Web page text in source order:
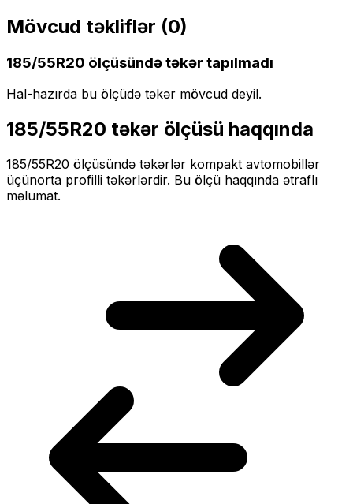
Mövcud təkliflər (0)
185/55R20 ölçüsündə təkər tapılmadı
Hal-hazırda bu ölçüdə təkər mövcud deyil.
185/55R20 təkər ölçüsü haqqında
185/55R20 ölçüsündə təkərlər kompakt avtomobillər
üçünorta profilli təkərlərdir. Bu ölçü haqqında ətraflı
məlumat.